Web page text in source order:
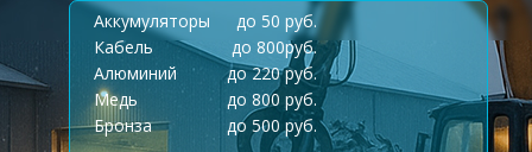
Аккумуляторы
до 50 руб.
Кабель
до 800руб.
Алюминий
до 220 руб.
Медь
до 800 руб.
Бронза
до 500 руб.